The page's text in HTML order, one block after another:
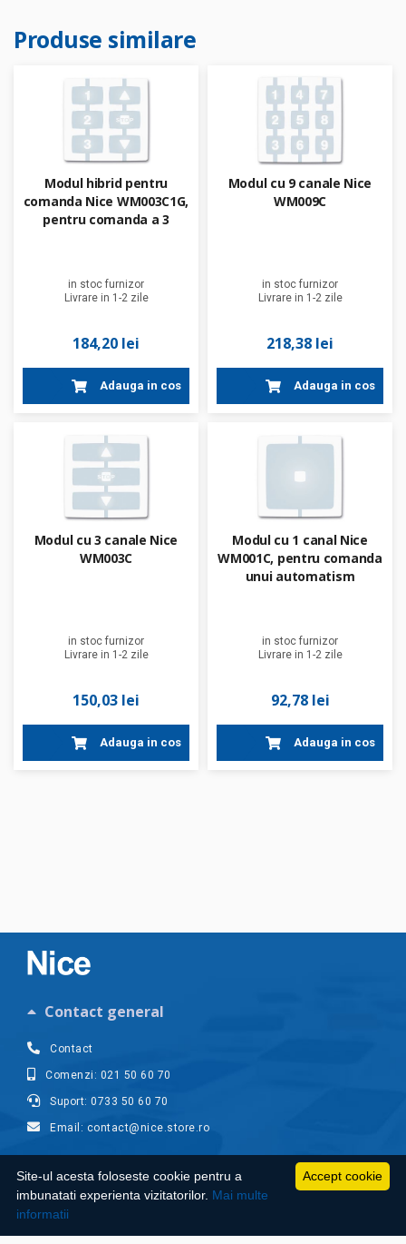
Produse similare
Modul hibrid pentru
comanda Nice WM003C1G,
pentru comanda a 3
in stoc furnizor
Livrare in 1-2 zile
184,20 lei
Adauga in cos
Modul cu 9 canale Nice
WM009C
in stoc furnizor
Livrare in 1-2 zile
218,38 lei
Adauga in cos
Modul cu 3 canale Nice
WM003C
in stoc furnizor
Livrare in 1-2 zile
150,03 lei
Adauga in cos
Modul cu 1 canal Nice
WM001C, pentru comanda
unui automatism
in stoc furnizor
Livrare in 1-2 zile
92,78 lei
Adauga in cos
Contact general
Contact
Comenzi: 021 50 60 70
Suport: 0733 50 60 70
Email: contact@nice.store.ro
Contul meu
Suport clienti
Accept cookie
Site-ul acesta foloseste cookie pentru a
imbunatati experienta vizitatorilor. Mai multe
informatii